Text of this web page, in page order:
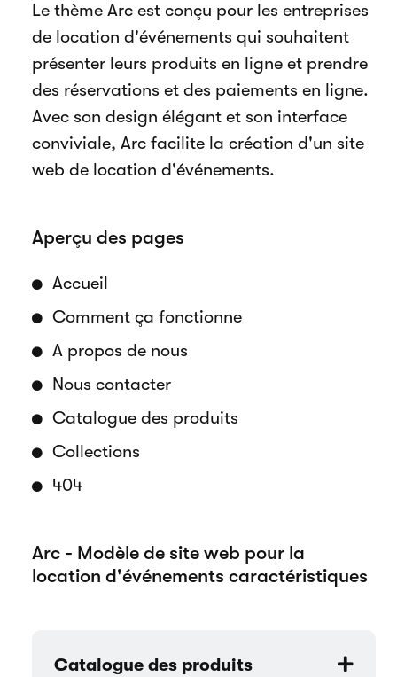
Le thème Arc est conçu pour les entreprises
de location d'événements qui souhaitent
présenter leurs produits en ligne et prendre
des réservations et des paiements en ligne.
Avec son design élégant et son interface
conviviale, Arc facilite la création d'un site
web de location d'événements.
Aperçu des pages
Accueil
Comment ça fonctionne
A propos de nous
Nous contacter
Catalogue des produits
Collections
404
Arc - Modèle de site web pour la
location d'événements caractéristiques
Catalogue des produits